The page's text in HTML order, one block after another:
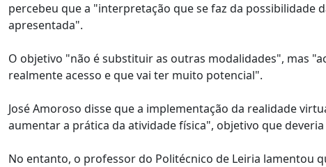
percebeu que a "interpretação que se faz da possibilidade
apresentada".
O objetivo "não é substituir as outras modalidades", mas
realmente acesso e que vai ter muito potencial".
José Amoroso disse que a implementação da realidade
aumentar a prática da atividade física", objetivo que
No entanto, o professor do Politécnico de Leiria lamentou